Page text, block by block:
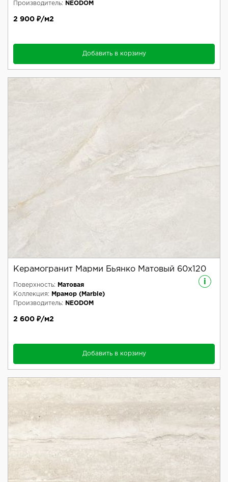
Производитель:
NEODOM
2 900 ₽/м2
Добавить в корзину
Керамогранит Марми Бьянко Матовый 60x120
i
Поверхность:
Матовая
Коллекция:
Мрамор (Marble)
Производитель:
NEODOM
2 600 ₽/м2
Добавить в корзину